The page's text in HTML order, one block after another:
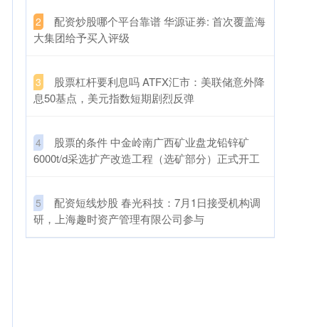
2
​配资炒股哪个平台靠谱 华源证券: 首次覆盖海
大集团给予买入评级
3
​股票杠杆要利息吗 ATFX汇市：美联储意外降
息50基点，美元指数短期剧烈反弹
4
​股票的条件 中金岭南广西矿业盘龙铅锌矿
6000t/d采选扩产改造工程（选矿部分）正式开工
5
​配资短线炒股 春光科技：7月1日接受机构调
研，上海趣时资产管理有限公司参与